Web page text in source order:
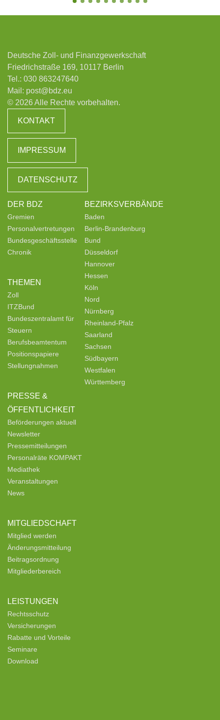
Deutsche Zoll- und Finanzgewerkschaft
Friedrichstraße 169, 10117 Berlin
Tel.: 030 863247640
Mail: post@bdz.eu
© 2026 Alle Rechte vorbehalten.
KONTAKT
IMPRESSUM
DATENSCHUTZ
DER BDZ
Gremien
Personalvertretungen
Bundesgeschäftsstelle
Chronik
THEMEN
Zoll
ITZBund
Bundeszentralamt für
Steuern
Berufsbeamtentum
Positionspapiere
Stellungnahmen
PRESSE &
ÖFFENTLICHKEIT
Beförderungen aktuell
Newsletter
Pressemitteilungen
Personalräte KOMPAKT
Mediathek
Veranstaltungen
News
MITGLIEDSCHAFT
Mitglied werden
Änderungsmitteilung
Beitragsordnung
Mitgliederbereich
LEISTUNGEN
Rechtsschutz
Versicherungen
Rabatte und Vorteile
Seminare
Download
BEZIRKSVERBÄNDE
Baden
Berlin-Brandenburg
Bund
Düsseldorf
Hannover
Hessen
Köln
Nord
Nürnberg
Rheinland-Pfalz
Saarland
Sachsen
Südbayern
Westfalen
Württemberg